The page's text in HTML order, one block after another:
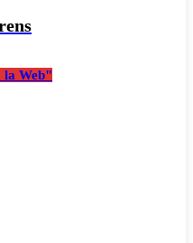
la Web"